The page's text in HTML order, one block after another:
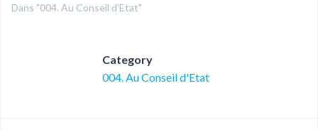
Dans "004. Au Conseil d'Etat"
Category
004. Au Conseil d'Etat